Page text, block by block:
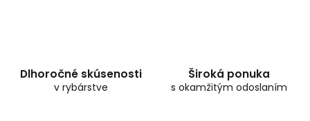
Dlhoročné skúsenosti
v rybárstve
Široká ponuka
s okamžitým odoslaním